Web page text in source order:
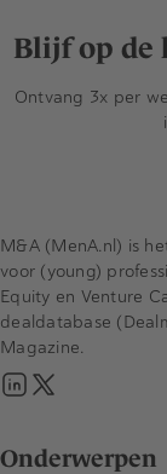
Blijf op de
Ontvang 3x per
Onderwerpen
M&A (MenA.nl) is
voor (young)
Equity en Venture
dealdatabase
Magazine.